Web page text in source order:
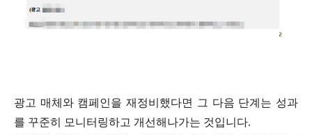
광고 매체와 캠페인을 재정비했다면 그 다음 단계는 성과
를 꾸준히 모니터링하고 개선해나가는 것입니다.